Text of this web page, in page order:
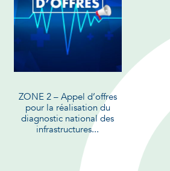
ZONE 2 – Appel d’offres
pour la réalisation du
diagnostic national des
infrastructures...